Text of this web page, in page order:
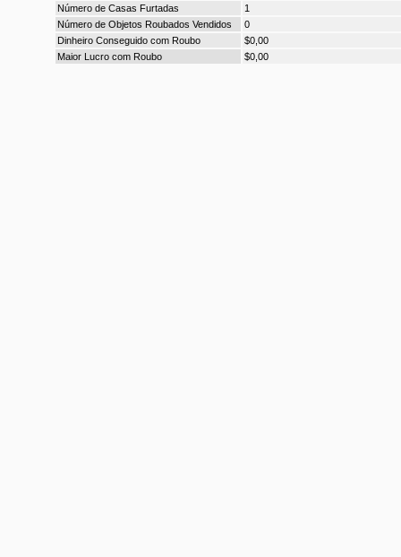
Número de Casas Furtadas
1
Número de Objetos Roubados Vendidos
0
Dinheiro Conseguido com Roubo
$0,00
Maior Lucro com Roubo
$0,00